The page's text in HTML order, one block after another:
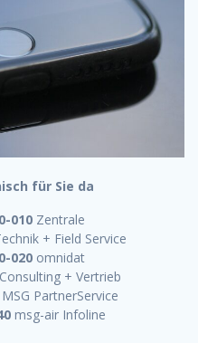
für Sie da
010Zentrale
+ Field Service
020omnidat
Consulting + Vertrieb
MSG PartnerService
msg-air Infoline